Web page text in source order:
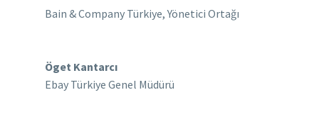
Bain & Company Türkiye, Yönetici Ortağı
Öget Kantarcı
Ebay Türkiye Genel Müdürü